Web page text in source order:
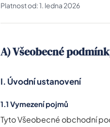
Platnost od: 1. ledna 2026
A) Všeobecné
I. Úvodní ustanovení
1.1 Vymezení pojmů
Tyto Všeobecné obchodní